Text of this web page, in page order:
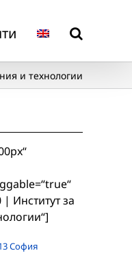
и технологии
Институт за
София